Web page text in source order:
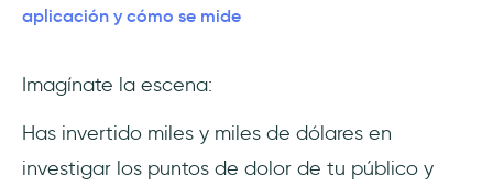
¿Cuál es una buena tasa de compromiso
Métricas clave que se correlacionan con el
aplicación y cómo se mide
Imagínate la escena:
Has invertido miles y miles de dólares en
investigar los puntos de dolor de tu público y